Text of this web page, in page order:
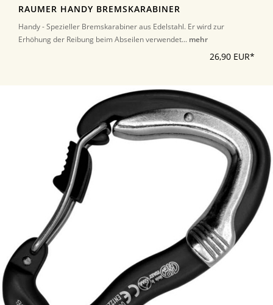
RAUMER HANDY BREMSKARABINER
Handy - Spezieller Bremskarabiner aus Edelstahl. Er wird zur
Erhöhung der Reibung beim Abseilen verwendet... mehr
26,90 EUR*